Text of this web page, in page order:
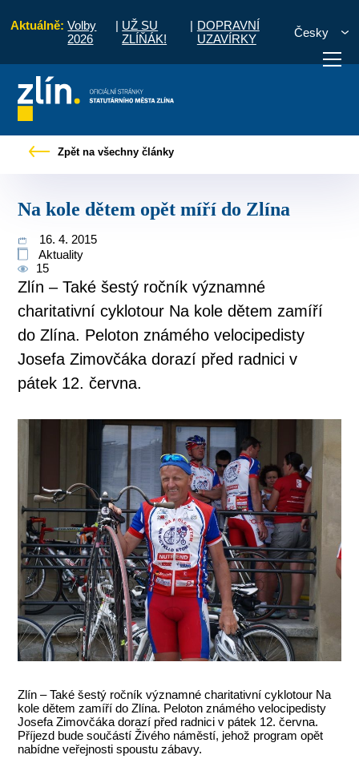
Aktuálně: Volby
2026
| UŽ SU
ZLÍŇÁK!
| DOPRAVNÍ
UZAVÍRKY
Česky
vyřídit Potřebuji zaplatit
Zpět na všechny články
Na kole dětem opět míří do Zlína
16. 4. 2015
Aktuality
15
Zlín – Také šestý ročník významné
charitativní cyklotour Na kole dětem zamíří
do Zlína. Peloton známého velocipedisty
Josefa Zimovčáka dorazí před radnici v
pátek 12. června.
Zlín – Také šestý ročník významné charitativní cyklotour Na
kole dětem zamíří do Zlína. Peloton známého velocipedisty
Josefa Zimovčáka dorazí před radnici v pátek 12. června.
Příjezd bude součástí Živého náměstí, jehož program opět
nabídne veřejnosti spoustu zábavy.